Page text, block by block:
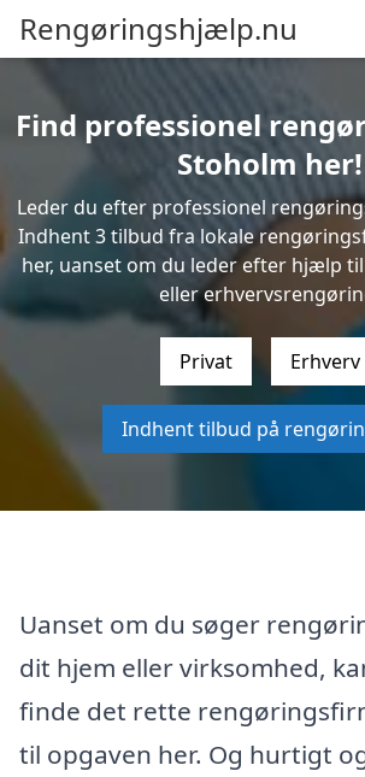
Rengøringshjælp.nu
Find professionel
Stoholm her!
Leder du efter professionel
Indhent 3 tilbud fra lokale
her, uanset om du leder efter hjælp
eller
Privat Erhverv
Indhent tilbud på
Uanset om du søger
dit hjem eller virksomhed,
finde det rette
til opgaven her. Og hurtigt